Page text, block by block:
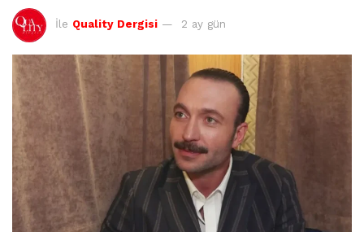
İle Quality Dergisi 2 ay gün